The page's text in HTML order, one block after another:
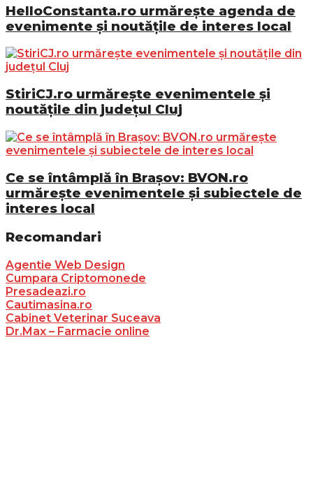
HelloConstanta.ro urmărește agenda de
evenimente și noutățile de interes local
StiriCJ.ro urmărește evenimentele și
noutățile din județul Cluj
Ce se întâmplă în Brașov: BVON.ro
urmărește evenimentele și subiectele de
interes local
Recomandari
Agentie Web Design
Cumpara Criptomonede
Presadeazi.ro
Cautimasina.ro
Cabinet Veterinar Suceava
Dr.Max – Farmacie online